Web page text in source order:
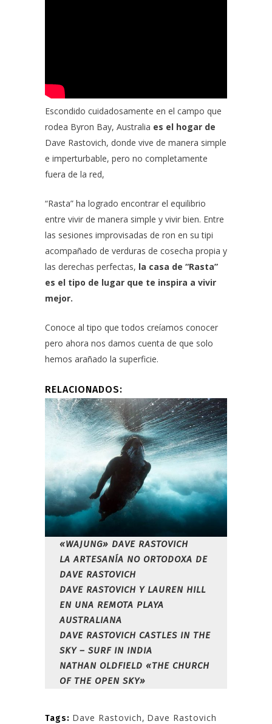
Escondido cuidadosamente en el campo que
rodea Byron Bay, Australia es el hogar de
Dave Rastovich, donde vive de manera simple
e imperturbable, pero no completamente
fuera de la red,
“Rasta” ha logrado encontrar el equilibrio
entre vivir de manera simple y vivir bien. Entre
las sesiones improvisadas de ron en su tipi
acompañado de verduras de cosecha propia y
las derechas perfectas, la casa de “Rasta”
es el tipo de lugar que te inspira a vivir
mejor.
Conoce al tipo que todos creíamos conocer
pero ahora nos damos cuenta de que solo
hemos arañado la superficie.
RELACIONADOS:
«WAJUNG» DAVE RASTOVICH
LA ARTESANÍA NO ORTODOXA DE
DAVE RASTOVICH
DAVE RASTOVICH Y LAUREN HILL
EN UNA REMOTA PLAYA
AUSTRALIANA
DAVE RASTOVICH CASTLES IN THE
SKY – SURF IN INDIA
NATHAN OLDFIELD «THE CHURCH
OF THE OPEN SKY»
Tags: Dave Rastovich, Dave Rastovich